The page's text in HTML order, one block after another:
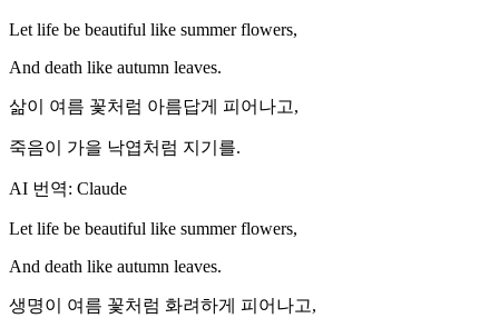
Let life be beautiful like summer flowers,
And death like autumn leaves.
삶이 여름 꽃처럼 아름답게 피어나고,
죽음이 가을 낙엽처럼 지기를.
AI 번역: Claude
Let life be beautiful like summer flowers,
And death like autumn leaves.
생명이 여름 꽃처럼 화려하게 피어나고,